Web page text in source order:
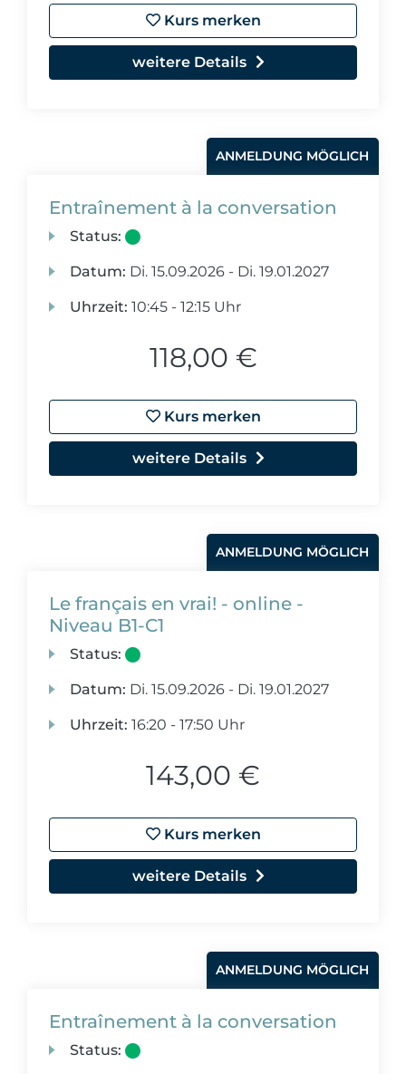
Kurs merken
weitere Details
ANMELDUNG MÖGLICH
Entraînement à la conversation
Status:
Datum: Di. 15.09.2026 - Di. 19.01.2027
Uhrzeit: 10:45 - 12:15 Uhr
118,00 €
Kurs merken
weitere Details
ANMELDUNG MÖGLICH
Le français en vrai! - online -
Niveau B1-C1
Status:
Datum: Di. 15.09.2026 - Di. 19.01.2027
Uhrzeit: 16:20 - 17:50 Uhr
143,00 €
Kurs merken
weitere Details
ANMELDUNG MÖGLICH
Entraînement à la conversation
Status: